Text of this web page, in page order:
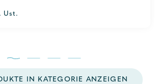
Ust.
IN KATEGORIE ANZEIGEN